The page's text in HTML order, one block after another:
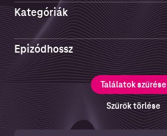
EPIZÓDOK
Kategóriák
Művészet
Üzlet
Humor
Oktatás
Irodalom
Epizódhossz
1-3 perc
4-10 perc
15-30 perc
Találatok szűrése
Szűrők törlése